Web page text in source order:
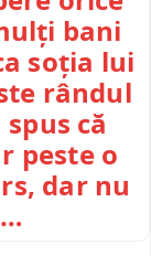
bani
soția lui
rândul
că
peste o
dar nu